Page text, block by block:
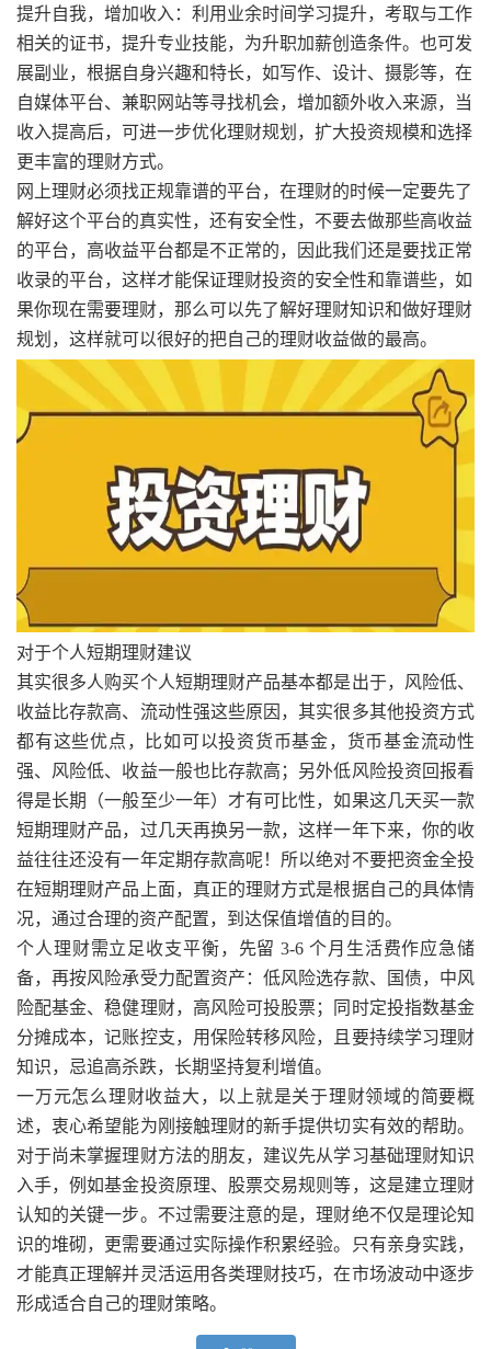
提升自我，增加收入：利用业余时间学习提升，考取与工作
相关的证书，提升专业技能，为升职加薪创造条件。也可发
展副业，根据自身兴趣和特长，如写作、设计、摄影等，在
自媒体平台、兼职网站等寻找机会，增加额外收入来源，当
收入提高后，可进一步优化理财规划，扩大投资规模和选择
更丰富的理财方式。
网上理财必须找正规靠谱的平台，在理财的时候一定要先了
解好这个平台的真实性，还有安全性，不要去做那些高收益
的平台，高收益平台都是不正常的，因此我们还是要找正常
收录的平台，这样才能保证理财投资的安全性和靠谱些，如
果你现在需要理财，那么可以先了解好理财知识和做好理财
规划，这样就可以很好的把自己的理财收益做的最高。
对于个人短期理财建议
其实很多人购买个人短期理财产品基本都是出于，风险低、
收益比存款高、流动性强这些原因，其实很多其他投资方式
都有这些优点，比如可以投资货币基金，货币基金流动性
强、风险低、收益一般也比存款高；另外低风险投资回报看
得是长期（一般至少一年）才有可比性，如果这几天买一款
短期理财产品，过几天再换另一款，这样一年下来，你的收
益往往还没有一年定期存款高呢！所以绝对不要把资金全投
在短期理财产品上面，真正的理财方式是根据自己的具体情
况，通过合理的资产配置，到达保值增值的目的。
个人理财需立足收支平衡，先留 3-6 个月生活费作应急储
备，再按风险承受力配置资产：低风险选存款、国债，中风
险配基金、稳健理财，高风险可投股票；同时定投指数基金
分摊成本，记账控支，用保险转移风险，且要持续学习理财
知识，忌追高杀跌，长期坚持复利增值。
一万元怎么理财收益大，以上就是关于理财领域的简要概
述，衷心希望能为刚接触理财的新手提供切实有效的帮助。
对于尚未掌握理财方法的朋友，建议先从学习基础理财知识
入手，例如基金投资原理、股票交易规则等，这是建立理财
认知的关键一步。不过需要注意的是，理财绝不仅是理论知
识的堆砌，更需要通过实际操作积累经验。只有亲身实践，
才能真正理解并灵活运用各类理财技巧，在市场波动中逐步
形成适合自己的理财策略。